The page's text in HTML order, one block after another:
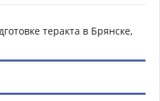
теракта в Брянске,